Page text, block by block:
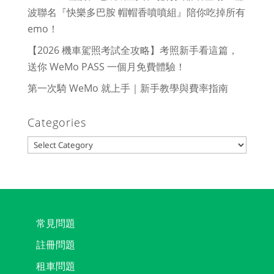
波聯名『快樂多巴胺 帽帽香噴噴組』陪你吃掉所有
emo！
【2026 機車駕照考試全攻略】考照新手看這篇，
送你 WeMo PASS 一個月免費體驗！
第一次騎 WeMo 就上手｜新手教學與費率指南
Categories
Categories
常見問題
註冊問題
租車問題